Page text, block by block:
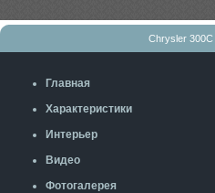
Chrysler 300C
Главная
Характеристики
Интерьер
Видео
Фотогалерея